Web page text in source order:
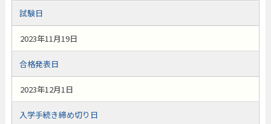
試験日
2023年11月19日
合格発表日
2023年12月1日
入学手続き締め切り日